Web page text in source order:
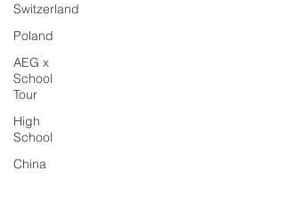
Switzerland
Poland
AEG x
School
Tour
High
School
China